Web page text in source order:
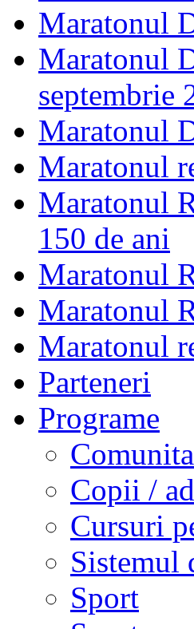
Maratonul
Maratonul
septembrie
Maratonul
Maratonul
Maratonul
150 de ani
Maratonul
Maratonul
Maratonul
Parteneri
Programe
Copii /
Cursuri
Sistemul
Sport